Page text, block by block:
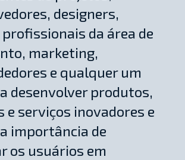
designers,
da área de
marketing,
e qualquer um
desenvolver produtos,
e serviços inovadores e
importância de
os usuários em